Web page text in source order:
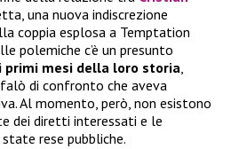
una nuova indiscrezione
coppia esplosa a Temptation
polemiche c’è un presunto
mesi della loro storia,
di confronto che aveva
Al momento, però, non esistono
dei diretti interessati e le
rese pubbliche.